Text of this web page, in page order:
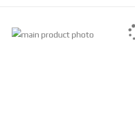
Μετάβαση